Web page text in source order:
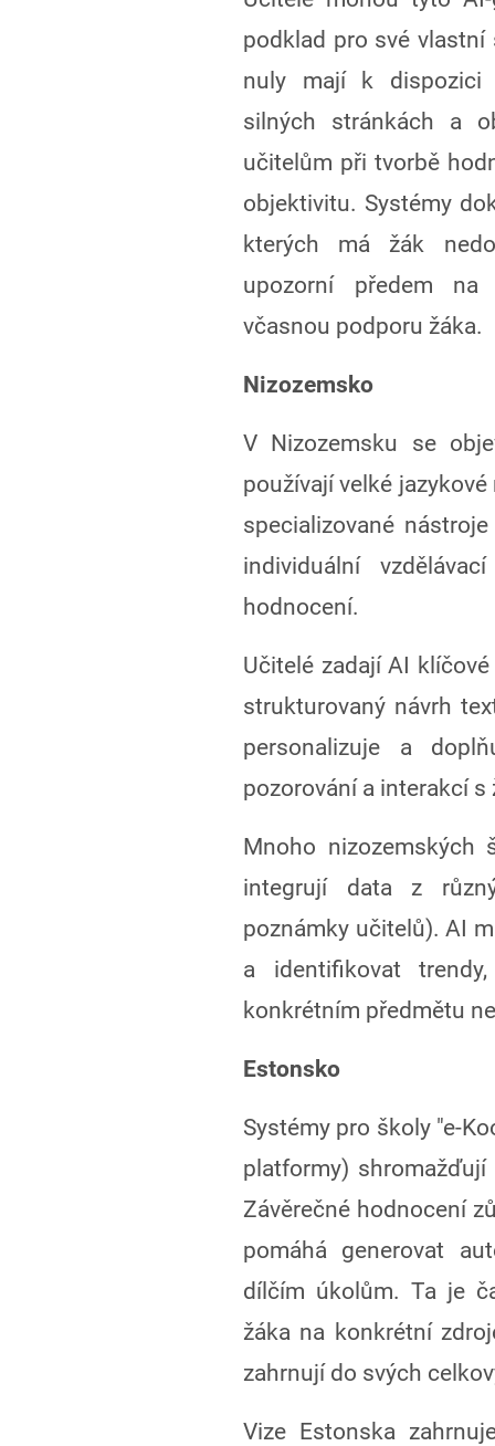
podklad pro své
nuly mají k dispozici
silných stránkách a
učitelům při tvorbě
objektivitu. Systémy
kterých má žák
upozorní předem
včasnou podporu žáka.
Nizozemsko
V Nizozemsku se
používají velké
specializované
individuální
hodnocení.
Učitelé zadají AI
strukturovaný návrh
personalizuje a
pozorování a interakcí s
Mnoho nizozemských
integrují data z
poznámky učitelů). AI
a identifikovat
konkrétním předmětu
Estonsko
Systémy pro školy "e-
platformy)
Závěrečné hodnocení
pomáhá generovat
dílčím úkolům. Ta je
žáka na konkrétní
zahrnují do svých
Vize Estonska